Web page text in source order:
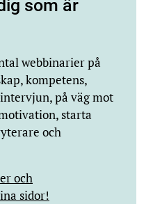
som är
webbinarier på
kompetens,
på väg mot
starta
och
och
sidor!